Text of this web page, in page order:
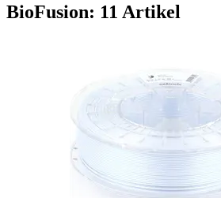
BioFusion: 11 Artikel